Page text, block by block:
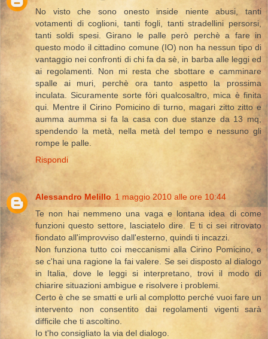
No visto che sono onesto inside niente abusi, tanti
votamenti di coglioni, tanti fogli, tanti stradellini persorsi,
tanti soldi spesi. Girano le palle però perchè a fare in
questo modo il cittadino comune (IO) non ha nessun tipo di
vantaggio nei confronti di chi fa da sè, in barba alle leggi ed
ai regolamenti. Non mi resta che sbottare e camminare
spalle ai muri, perchè ora tanto aspetto la prossima
inculata. Sicuramente sorte fòri qualcosaltro, mica è finita
qui. Mentre il Cirino Pomicino di turno, magari zitto zitto e
aumma aumma si fa la casa con due stanze da 13 mq,
spendendo la metà, nella metà del tempo e nessuno gli
rompe le palle.
Rispondi
Alessandro Melillo 1 maggio 2010 alle ore 10:44
Te non hai nemmeno una vaga e lontana idea di come
funzioni questo settore, lasciatelo dire. E ti ci sei ritrovato
fiondato all'improvviso dall'esterno, quindi ti incazzi.
Non funziona tutto coi meccanismi alla Cirino Pomicino, e
se c'hai una ragione la fai valere. Se sei disposto al dialogo
in Italia, dove le leggi si interpretano, trovi il modo di
chiarire situazioni ambigue e risolvere i problemi.
Certo è che se smatti e urli al complotto perché vuoi fare un
intervento non consentito dai regolamenti vigenti sarà
difficile che ti ascoltino.
Io t'ho consigliato la via del dialogo.